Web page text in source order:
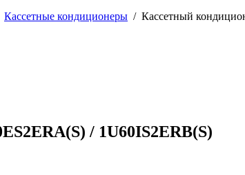
Кассетные кондиционеры / Кассетный
/ 1U60IS2ERB(S)